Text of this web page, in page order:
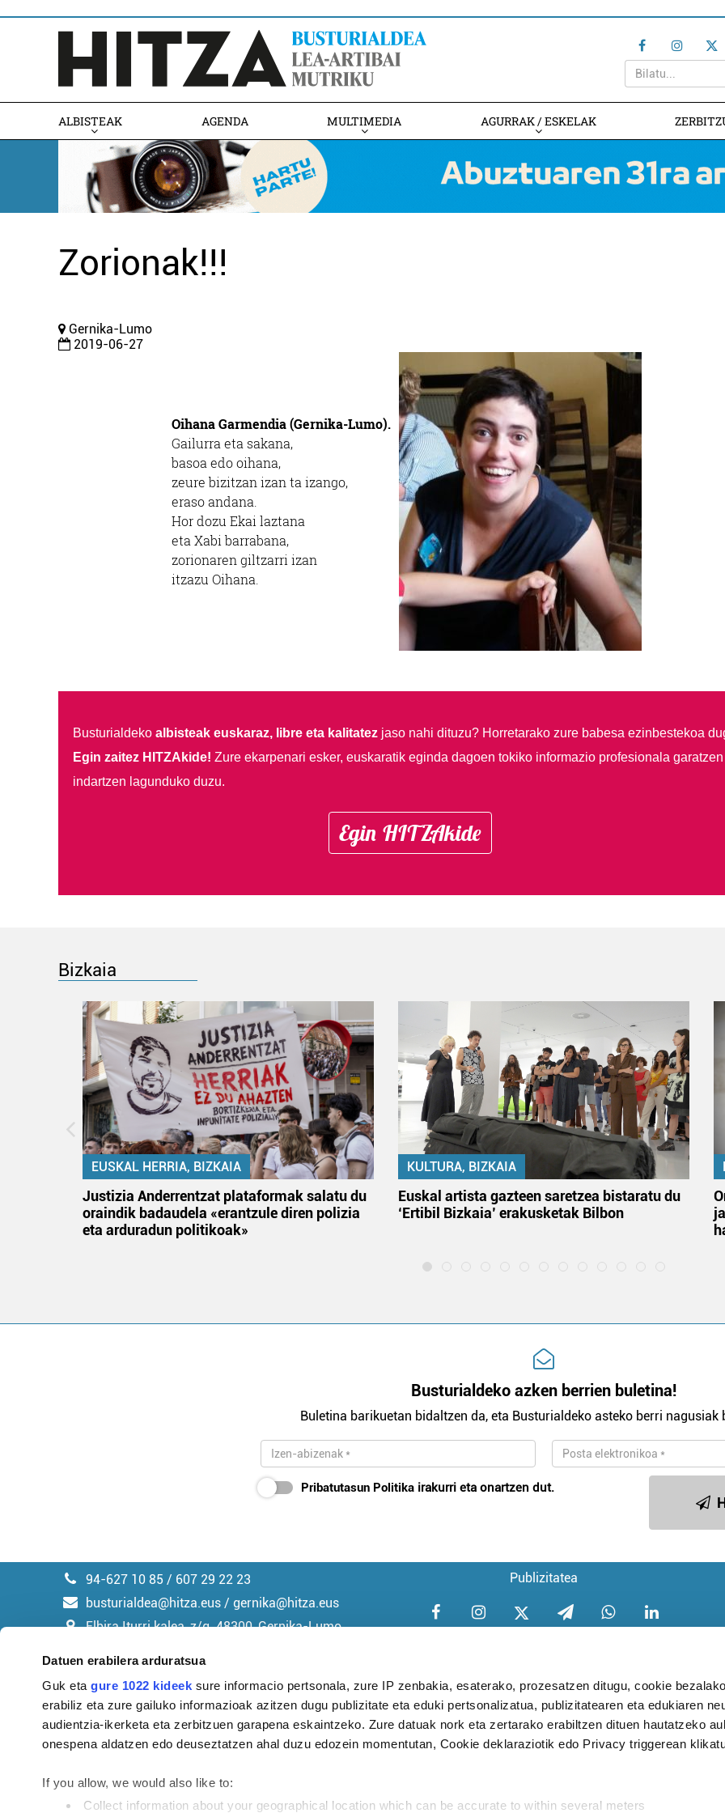
Datuen erabilera arduratsua
Guk etagure 1022 kideek sure informacio pertsonala, zure IP zenbakia, esaterako, prozesatzen ditugu, cookie
erabiliz eta zure gailuko informazioak azitzen dugu publizitate eta eduki pertsonalizatua, publizitatearen eta edukiaren
audientzia-ikerketa eta zerbitzuen garapena eskaintzeko. Zure datuak nork eta zertarako erabiltzen dituen hautatzeko
onespena aldatzen edo deuseztatzen ahal duzu edozein momentutan, Cookie deklaraziotik edo Privacy triggerean
If you allow, we would also like to:
Collect information about your geographical location which can be accurate to within several meters
ALBISTEAK AGENDA MULTIMEDIA AGURRAK / ESKELAK
Zorionak!!!
Gernika-Lumo
2019-06-27
Oihana Garmendia (Gernika-Lumo).
Gailurra eta sakana,
basoa edo oihana,
zeure bizitzan izan ta izango,
eraso andana.
Hor dozu Ekai laztana
eta Xabi barrabana,
zorionaren giltzarri izan
itzazu Oihana.
Busturialdeko albisteak euskaraz, libre eta kalitatezjaso nahi dituzu? Horretarako zure babesa ezinbestekoa
Egin zaitez HITZAkide! Zure ekarpenari esker, euskaratik eginda dagoen tokiko informazio profesionala garatzen
indartzen lagunduko duzu.
Egin HITZAkide
Bizkaia
EUSKAL HERRIA, BIZKAIA
Justizia Anderrentzat plataformak salatu du
oraindik badaudela «erantzule diren polizia
eta arduradun politikoak»
KULTURA, BIZKAIA
Euskal artista gazteen saretzea bistaratu du
‘Ertibil Bizkaia’ erakusketak Bilbon
Busturialdeko azken berrien buletina!
Buletina barikuetan bidaltzen da, eta Busturialdeko asteko berri nagusiak
Pribatutasun Politika irakurri eta onartzen dut.
94-627 10 85 / 607 29 22 23
busturialdea@hitza.eus / gernika@hitza.eus
Elbira Iturri kalea, z/g. 48300, Gernika-Lumo
Publizitatea
Argitalpen politika Aniztasun politika Pribatutasun